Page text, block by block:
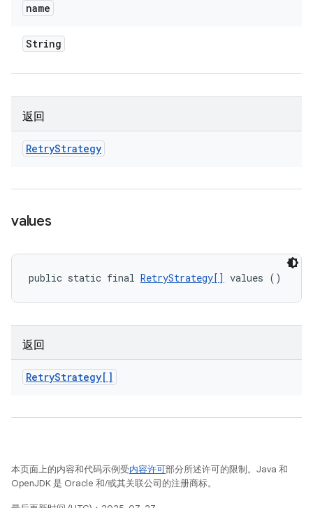
name
String
返回
RetryStrategy
values
public static final RetryStrategy[] values ()
返回
RetryStrategy[]
本页面上的内容和代码示例受内容许可部分所述许可的限制。Java 和
OpenJDK 是 Oracle 和/或其关联公司的注册商标。